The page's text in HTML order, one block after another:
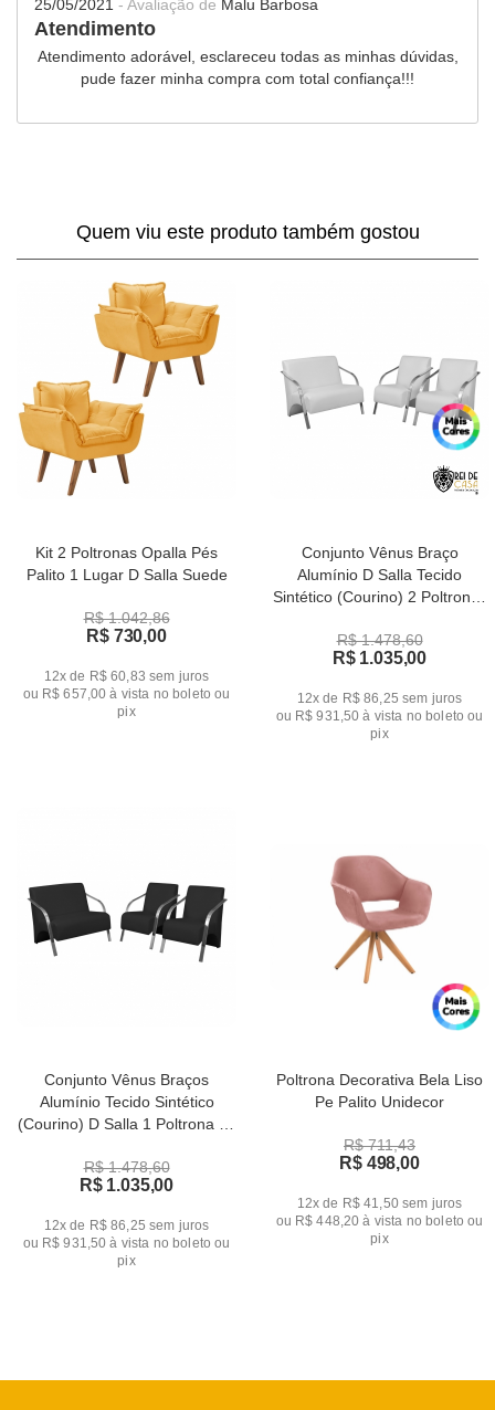
25/05/2021 - Avaliação de Malu Barbosa
Atendimento
Atendimento adorável, esclareceu todas as minhas dúvidas,
pude fazer minha compra com total confiança!!!
Quem viu este produto também gostou
Kit 2 Poltronas Opalla Pés
Palito 1 Lugar D Salla Suede
R$ 1.042,86
R$ 730,00
12x de R$ 60,83 sem juros
ou R$ 657,00 à vista no boleto ou
pix
Conjunto Vênus Braço
Alumínio D Salla Tecido
Sintético (Courino) 2 Poltronas
R$ 1.478,60
R$ 1.035,00
12x de R$ 86,25 sem juros
ou R$ 931,50 à vista no boleto ou
pix
Conjunto Vênus Braços
Alumínio Tecido Sintético
(Courino) D Salla 1 Poltrona de
R$ 1.478,60
R$ 1.035,00
12x de R$ 86,25 sem juros
ou R$ 931,50 à vista no boleto ou
pix
Poltrona Decorativa Bela Liso
Pe Palito Unidecor
R$ 711,43
R$ 498,00
12x de R$ 41,50 sem juros
ou R$ 448,20 à vista no boleto ou
pix